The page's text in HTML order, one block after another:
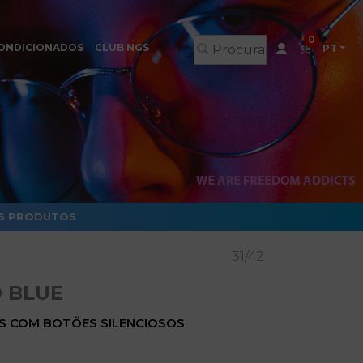
CLUB NGS
0
PT
PRODUTOS
31/42
BLUE
COM BOTÕES SILENCIOSOS